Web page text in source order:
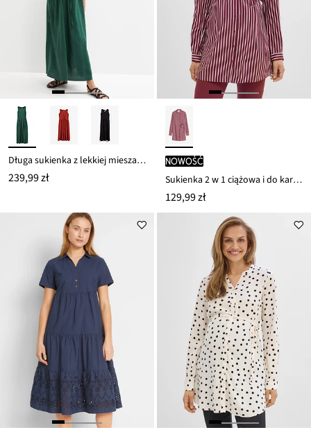
Długa sukienka z lekkiej mieszanki lnu i wiskozy
239,99 zł
nowość
Sukienka 2 w 1 ciążowa i do karmienia, z lejącej wiskozy
129,99 zł